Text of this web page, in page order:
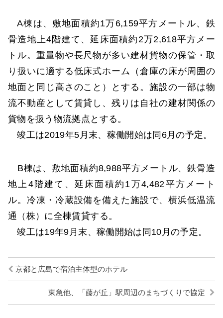
A棟は、敷地面積約1万6,159平方メートル、鉄
骨造地上4階建て、延床面積約2万2,618平方メー
トル。重量物や長尺物が多い建材貨物の保管・取
り扱いに適する低床式ホーム（倉庫の床が周囲の
地面と同じ高さのこと）とする。施設の一部は物
流不動産として賃貸し、残りは自社の建材関係の
貨物を扱う物流拠点とする。
竣工は2019年5月末、稼働開始は同6月の予定。
B棟は、敷地面積約8,988平方メートル、鉄骨造
地上4階建て、延床面積約1万4,482平方メート
ル。冷凍・冷蔵設備を備えた施設で、横浜低温流
通（株）に全棟賃貸する。
竣工は19年9月末、稼働開始は同10月の予定。
京都と広島で宿泊主体型のホテル
東急他、「藤が丘」駅周辺のまちづくりで協定